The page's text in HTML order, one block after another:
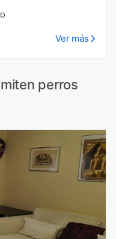
Ver más
perros